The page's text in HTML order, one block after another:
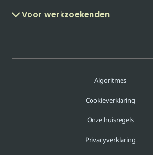
Voor werkzoekenden
Algoritmes
Cookieverklaring
Onze huisregels
Privacyverklaring